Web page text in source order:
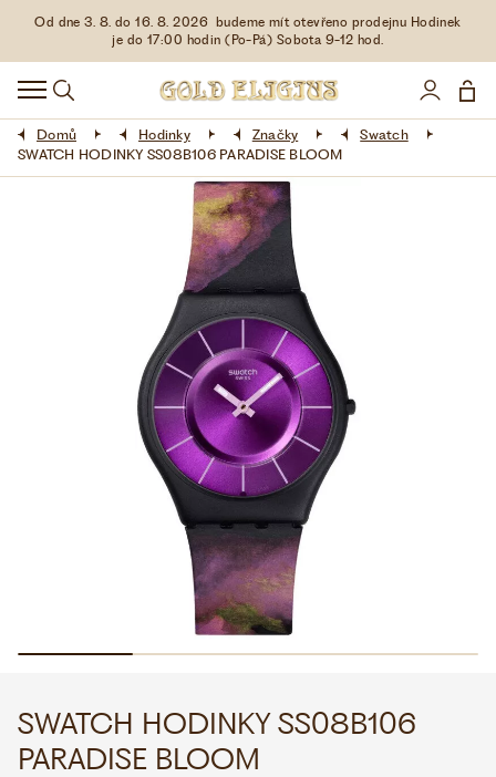
Od dne 3. 8. do 16. 8. 2026 budeme mít otevřeno prodejnu Hodinek
je do 17:00 hodin (Po-Pá) Sobota 9-12 hod.
HODINKY
DOPLŇKY
ŠPERKY
LIMITOVANÉ EDICE
VŠE O NÁKUPU
WHATSAPP
VOLEJTE 9:00–18:00+420 775 138 346
Domů Hodinky Značky
Swatch
SWATCH HODINKY SS08B106 PARADISE BLOOM
SWATCH HODINKY SS08B106
PARADISE BLOOM